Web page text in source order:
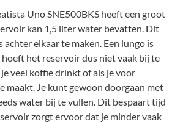
Uno SNE500BKS heeft een groot
kan 1,5 liter water bevatten. Dit
achter elkaar te maken. Een lungo is
het reservoir dus niet vaak bij te
veel koffie drinkt of als je voor
maakt. Je kunt gewoon doorgaan met
water bij te vullen. Dit bespaart tijd
zorgt ervoor dat je minder vaak